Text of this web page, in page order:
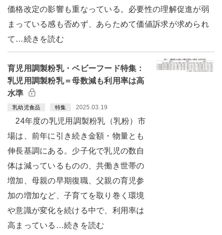
価格改定の影響も重なっている。必要性の理解促進が弱
まっている感も否めず、あらためて価値訴求が求められ
て…続きを読む
育児用調製粉乳・ベビーフード特集：
乳児用調製粉乳＝母数減も利用率は高
水準
乳幼児食品 特集 2025.03.19
24年度の乳児用調製粉乳（乳粉）市
場は、前年に引き続き金額・物量とも
伸長基調にある。少子化で乳児の数自
体は減っているものの、共働き世帯の
増加、母親の早期復職、父親の育児参
加の増加など、子育てを取り巻く環境
や意識が変化を続ける中で、利用率は
高まっている…続きを読む